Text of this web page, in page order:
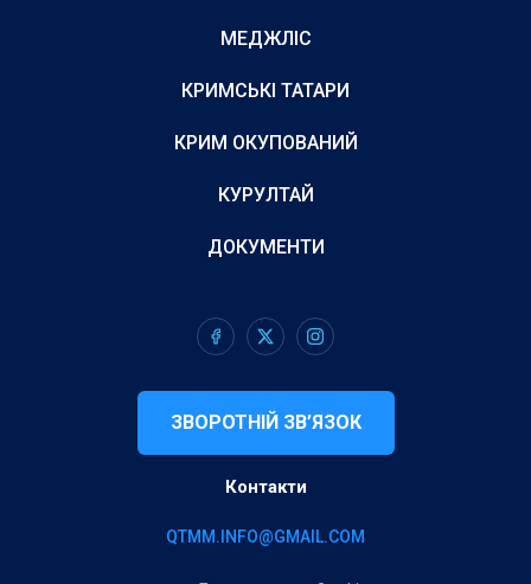
МЕДЖЛІС
КРИМСЬКІ ТАТАРИ
КРИМ ОКУПОВАНИЙ
КУРУЛТАЙ
ДОКУМЕНТИ
ЗВОРОТНІЙ ЗВ’ЯЗОК
Контакти
QTMM.INFO@GMAIL.COM